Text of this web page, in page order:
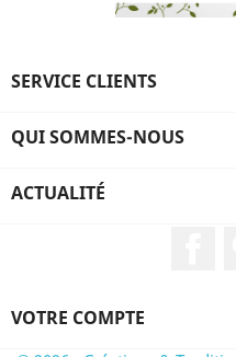
SERVICE CLIENTS
QUI SOMMES-NOUS
ACTUALITÉ
VOTRE COMPTE